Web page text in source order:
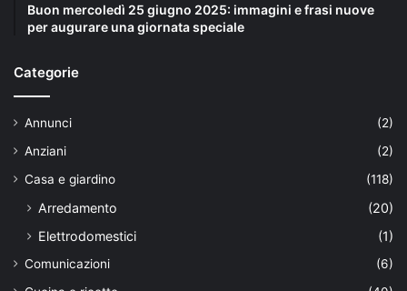
Buon mercoledì 25 giugno 2025: immagini e frasi nuove
per augurare una giornata speciale
Categorie
Annunci
(2)
Anziani
(2)
Casa e giardino
(118)
Arredamento
(20)
Elettrodomestici
(1)
Comunicazioni
(6)